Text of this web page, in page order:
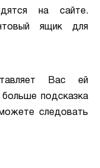
на сайте.
ящик для
Вас ей
подсказка
следовать